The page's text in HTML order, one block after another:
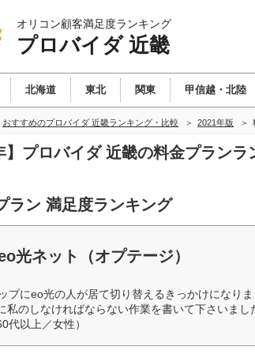
オリコン顧客満足度ランキング
プロバイダ 近畿
北海道 東北 関東 甲信越・北陸
おすすめのプロバイダ 近畿ランキング・比較 2021年版
】プロバイダ 近畿の料金プラン
ラン 満足度ランキング
光ネット（オプテージ）
プにeo光の人が居て切り替えるきっかけになり
私のしなければならない作業を書いて下さいま
代以上／女性）